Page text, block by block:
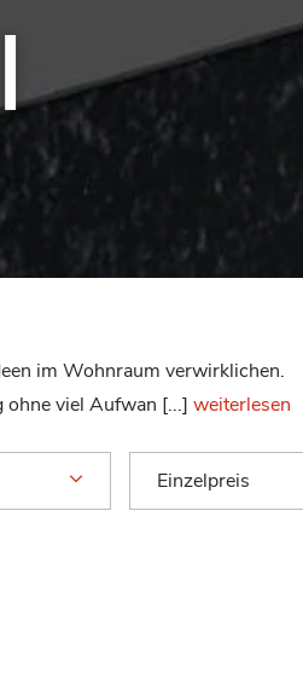
im Wohnraum verwirklichen.
ohne viel Aufwan [...] weiterlesen
Einzelpreis